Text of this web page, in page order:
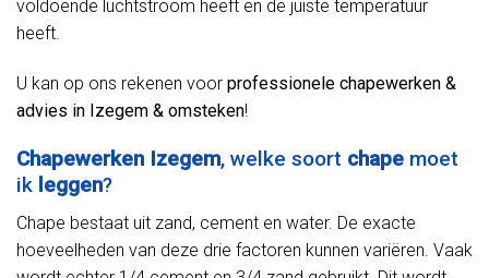
voldoende luchtstroom heeft en de juiste temperatuur
heeft.
U kan op ons rekenen voor professionele chapewerken &
advies in Izegem & omsteken!
Chapewerken Izegem, welke soort chape moet
ik leggen?
Chape bestaat uit zand, cement en water. De exacte
hoeveelheden van deze drie factoren kunnen variëren. Vaak